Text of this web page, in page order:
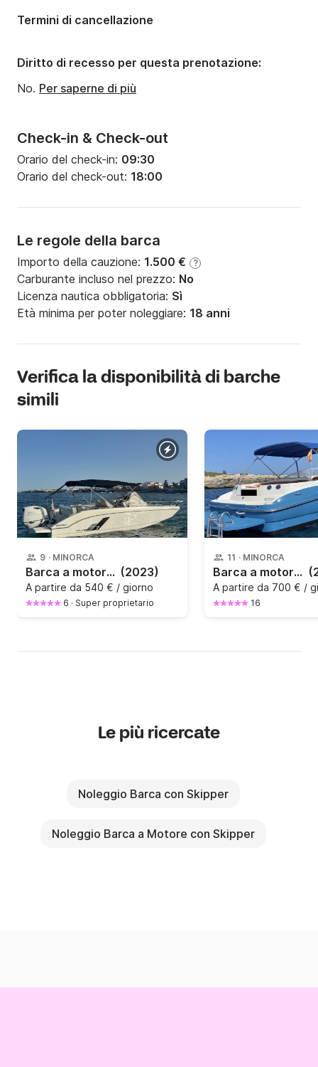
Check-in & Check-out
Orario del check-in: 09:30
Orario del check-out: 18:00
Le regole della barca
Importo della cauzione: 1.500 € ?
Carburante incluso nel prezzo: No
Licenza nautica obbligatoria: Sì
Età minima per poter noleggiare: 18 anni
Termini di cancellazione
Diritto di recesso per questa prenotazione:
No. Per saperne di più
Verifica la disponibilità di barche
simili
9 · MINORCA
Barca a motore Beneteau Flyer 7 Sundeck 200CV (2023)
A partire da 540 € / giorno
6 · Super proprietario
11 · MINORCA
Barca a motore (PRE-RESERVA) BAYLINER . 260CV
A partire da 700 € /
16
Le più ricercate
Noleggio Barca con Skipper
Noleggio Barca a Motore con Skipper